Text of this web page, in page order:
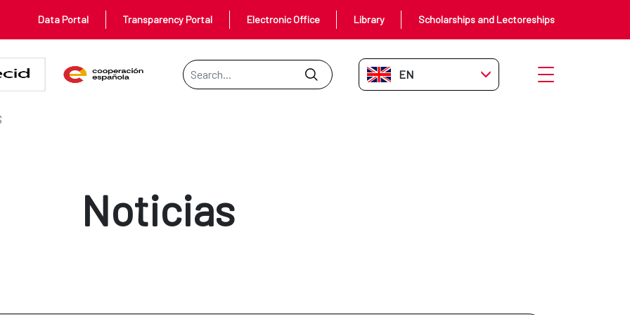
Data Portal Transparency Portal Electronic Office Library Scholarships and Lectoreships
Search Bar
EN-GB Open menu
Noticias